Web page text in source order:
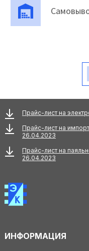
Прайс-лист на
Прайс-лист на
26.04.2023
Прайс-лист на
26.04.2023
ИНФОРМАЦИЯ